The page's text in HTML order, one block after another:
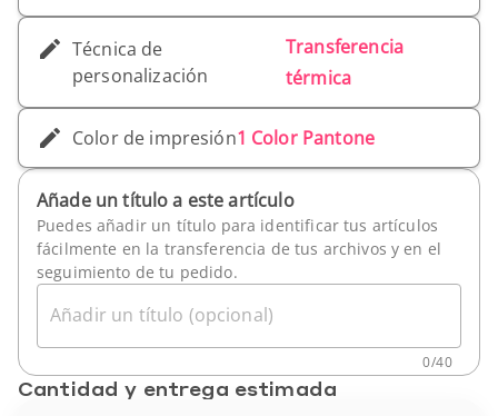
Técnica de
personalización
Transferencia
térmica
Color de impresión1 Color Pantone
Añade un título a este artículo
Puedes añadir un título para identificar tus artículos
fácilmente en la transferencia de tus archivos y en el
seguimiento de tu pedido.
Añadir un título (opcional)
0/40
Cantidad y entrega estimada